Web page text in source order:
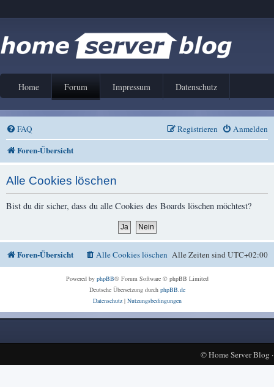
Home Forum Impressum Datenschutz
FAQ Anmelden
Registrieren
Foren-Übersicht
Alle Cookies löschen
Bist du dir sicher, dass du alle Cookies des Boards löschen möchtest?
Foren-Übersicht Alle Zeiten sindUTC+02:00
Alle Cookies löschen
Powered by phpBB® Forum Software © phpBB Limited
Deutsche Übersetzung durch phpBB.de
Datenschutz| Nutzungsbedingungen
©Home Server Blog